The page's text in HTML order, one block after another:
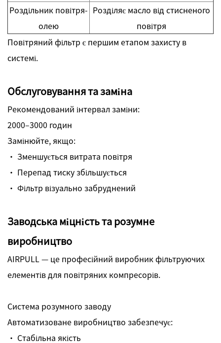
Роздільник повітря-
олею
Розділяє масло від стисненого
повітря
Повітряний фільтр є першим етапом захисту в
системі.
Обслуговування та заміна
Рекомендований інтервал заміни:
2000–3000 годин
Замінюйте, якщо:
· Зменшується витрата повітря
· Перепад тиску збільшується
· Фільтр візуально забруднений
Заводська міцність та розумне
виробництво
AIRPULL — це професійний виробник фільтруючих
елементів для повітряних компресорів.
Система розумного заводу
Автоматизоване виробництво забезпечує:
· Стабільна якість